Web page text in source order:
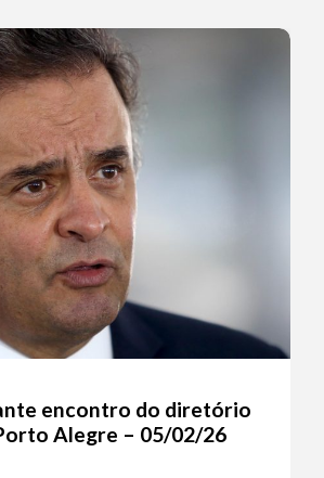
encontro do diretório
Alegre – 05/02/26